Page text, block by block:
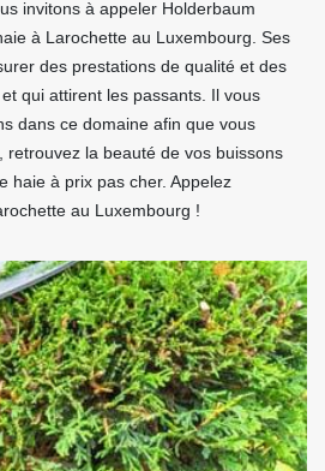
invitons à appeler Holderbaum
à Larochette au Luxembourg. Ses
des prestations de qualité et des
qui attirent les passants. Il vous
dans ce domaine afin que vous
retrouvez la beauté de vos buissons
haie à prix pas cher. Appelez
au Luxembourg !